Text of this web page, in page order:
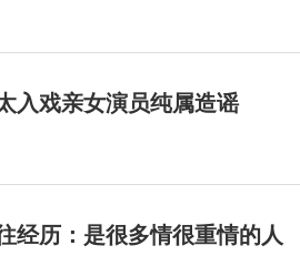
入戏亲女演员纯属造谣
经历：是很多情很重情的人